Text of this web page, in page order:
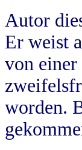
Autor
Er weist
von
worden.